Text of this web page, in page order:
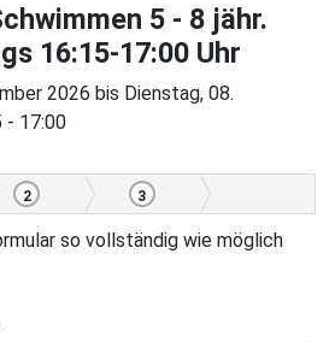
5 - 8 jähr.
16:15-17:00 Uhr
2026 bis Dienstag, 08.
- 17:00
2 3
so vollständig wie möglich